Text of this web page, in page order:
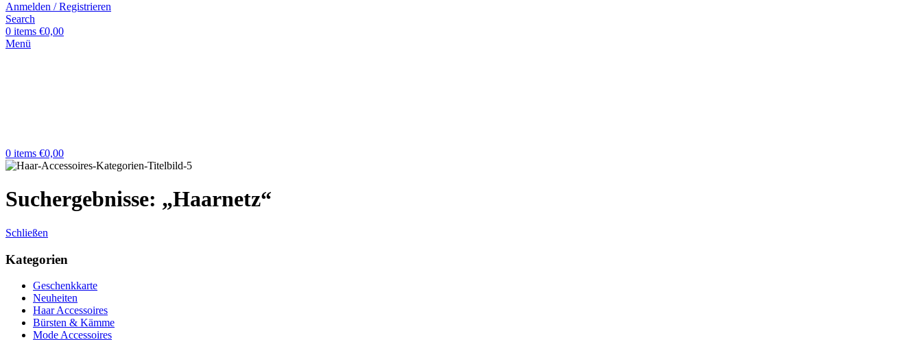
Anmelden / Registrieren
Search
0 items €0,00
Menü
0 items €0,00
Suchergebnisse: „Haarnetz“
Schließen
Kategorien
Geschenkkarte
Neuheiten
Haar Accessoires
Bürsten & Kämme
Mode Accessoires